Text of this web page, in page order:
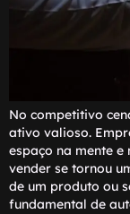
No competitivo
ativo valioso.
espaço na mente e
vender se tornou
de um produto ou
fundamental de